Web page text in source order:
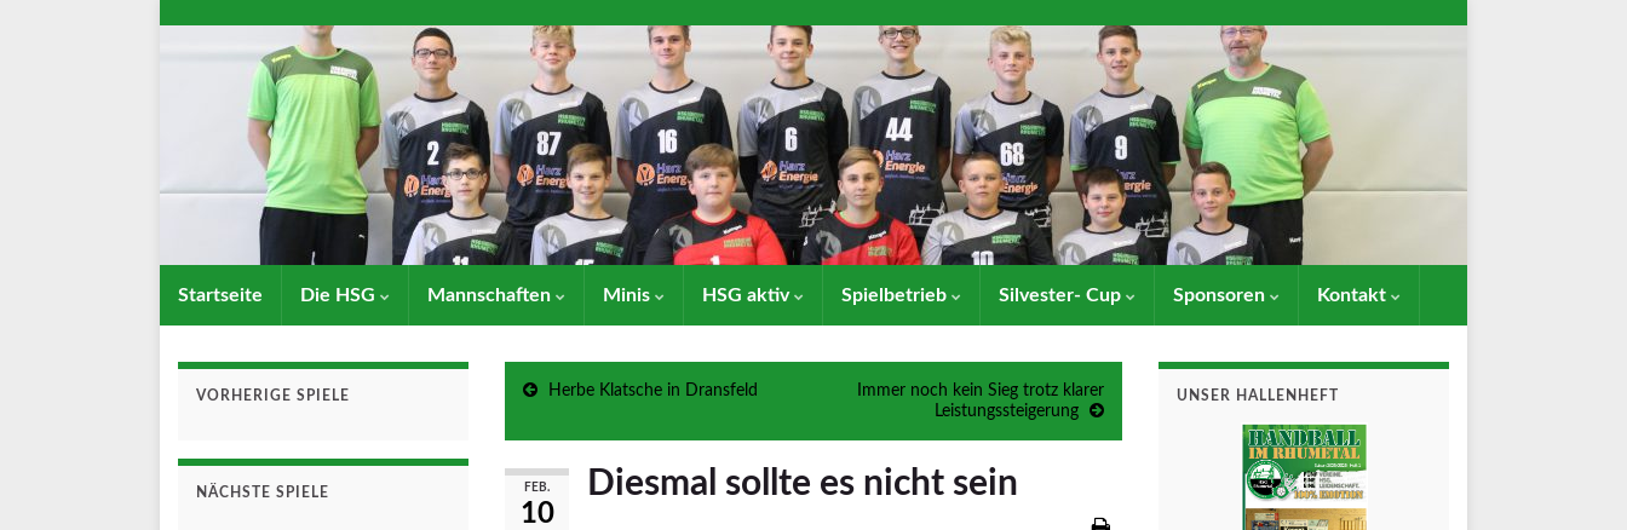
Startseite Die HSG Mannschaften Minis HSG aktiv Spielbetrieb Silvester- Cup Sponsoren Kontakt
Herbe Klatsche in Dransfeld
Immer noch kein Sieg trotz klarer
Leistungssteigerung
FEB.
10
Diesmal sollte es nicht sein
VORHERIGE SPIELE
NÄCHSTE SPIELE
UNSER HALLENHEFT